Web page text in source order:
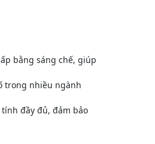
bằng sáng chế, giúp
trong nhiều ngành
đầy đủ, đảm bảo